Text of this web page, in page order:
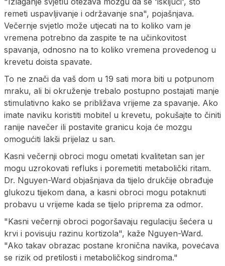
remeti uspavljivanje i održavanje sna", pojašnjava.
Večernje svjetlo može utjecati na to koliko vam je
vremena potrebno da zaspite te na učinkovitost
spavanja, odnosno na to koliko vremena provedenog u
krevetu doista spavate.
To ne znači da vaš dom u 19 sati mora biti u potpunom
mraku, ali bi okruženje trebalo postupno postajati manje
stimulativno kako se približava vrijeme za spavanje. Ako
imate naviku koristiti mobitel u krevetu, pokušajte to činiti
ranije navečer ili postavite granicu koja će mozgu
omogućiti lakši prijelaz u san.
Kasni večernji obroci mogu ometati kvalitetan san jer
mogu uzrokovati refluks i poremetiti metabolički ritam.
Dr. Nguyen-Ward objašnjava da tijelo drukčije obrađuje
glukozu tijekom dana, a kasni obroci mogu potaknuti
probavu u vrijeme kada se tijelo priprema za odmor.
"Kasni večernji obroci pogoršavaju regulaciju šećera u
krvi i povisuju razinu kortizola", kaže Nguyen-Ward.
"Ako takav obrazac postane kronična navika, povećava
se rizik od pretilosti i metaboličkog sindroma."